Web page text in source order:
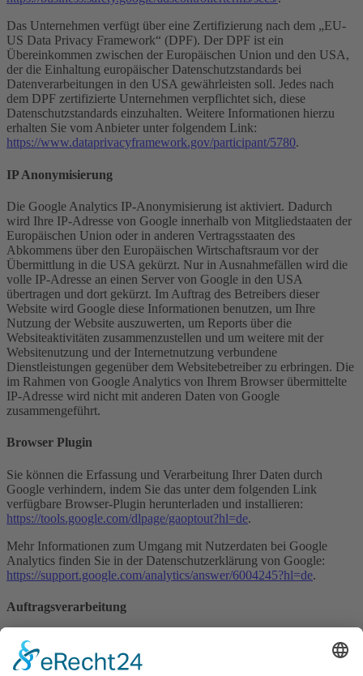
Das Unternehmen verfügt über eine Zertifizierung nach dem „EU-
US Data Privacy Framework“ (DPF). Der DPF ist ein
Übereinkommen zwischen der Europäischen Union und den USA,
der die Einhaltung europäischer Datenschutzstandards bei
Datenverarbeitungen in den USA gewährleisten soll. Jedes nach
dem DPF zertifizierte Unternehmen verpflichtet sich, diese
Datenschutzstandards einzuhalten. Weitere Informationen hierzu
erhalten Sie vom Anbieter unter folgendem Link:
https://www.dataprivacyframework.gov/participant/5780.
IP Anonymisierung
Die Google Analytics IP-Anonymisierung ist aktiviert. Dadurch
wird Ihre IP-Adresse von Google innerhalb von Mitgliedstaaten der
Europäischen Union oder in anderen Vertragsstaaten des
Abkommens über den Europäischen Wirtschaftsraum vor der
Übermittlung in die USA gekürzt. Nur in Ausnahmefällen wird die
volle IP-Adresse an einen Server von Google in den USA
übertragen und dort gekürzt. Im Auftrag des Betreibers dieser
Website wird Google diese Informationen benutzen, um Ihre
Nutzung der Website auszuwerten, um Reports über die
Websiteaktivitäten zusammenzustellen und um weitere mit der
Websitenutzung und der Internetnutzung verbundene
Dienstleistungen gegenüber dem Websitebetreiber zu erbringen. Die
im Rahmen von Google Analytics von Ihrem Browser übermittelte
IP-Adresse wird nicht mit anderen Daten von Google
zusammengeführt.
Browser Plugin
Sie können die Erfassung und Verarbeitung Ihrer Daten durch
Google verhindern, indem Sie das unter dem folgenden Link
verfügbare Browser-Plugin herunterladen und installieren:
https://tools.google.com/dlpage/gaoptout?hl=de.
Mehr Informationen zum Umgang mit Nutzerdaten bei Google
Analytics finden Sie in der Datenschutzerklärung von Google:
https://support.google.com/analytics/answer/6004245?hl=de.
Auftragsverarbeitung
Wir haben mit Google einen Vertrag zur Auftragsverarbeitung
abgeschlossen und setzen die strengen Vorgaben der deutschen
Datenschutzbehörden bei der Nutzung von Google Analytics